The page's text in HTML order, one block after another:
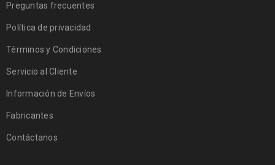
Preguntas frecuentes
Política de privacidad
Términos y Condiciones
Servicio al Cliente
Información de Envíos
Fabricantes
Contáctanos